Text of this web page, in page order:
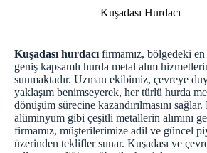
Kuşadası Hurdacı
Kuşadası hurdacı firmamız, bölgedeki
geniş kapsamlı hurda metal alım
sunmaktadır. Uzman ekibimiz, çevreye
yaklaşım benimseyerek, her türlü hurda
dönüşüm sürecine kazandırılmasını
alüminyum gibi çeşitli metallerin alımını
firmamız, müşterilerimize adil ve güncel
üzerinden teklifler sunar. Kuşadası ve